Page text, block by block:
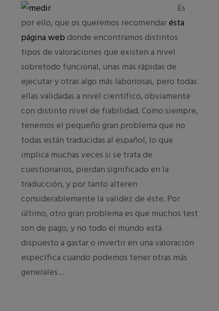
Es
por ello, que os queremos recomendarésta
página web donde encontramos distintos
tipos de valoraciones que existen a nivel
sobretodo funcional, unas más rápidas de
ejecutar y otras algo más laboriosas, pero todas
ellas validadas a nivel científico, obviamente
con distinto nivel de fiabilidad. Como siempre,
tenemos el pequeño gran problema que no
todas están traducidas al español, lo que
implica muchas veces si se trata de
cuestionarios, pierdan significado en la
traducción, y por tanto alteren
considerablemente la validez de éste. Por
último, otro gran problema es que muchos test
son de pago, y no todo el mundo está
dispuesto a gastar o invertir en una valoración
específica cuando podemos tener otras más
generales…